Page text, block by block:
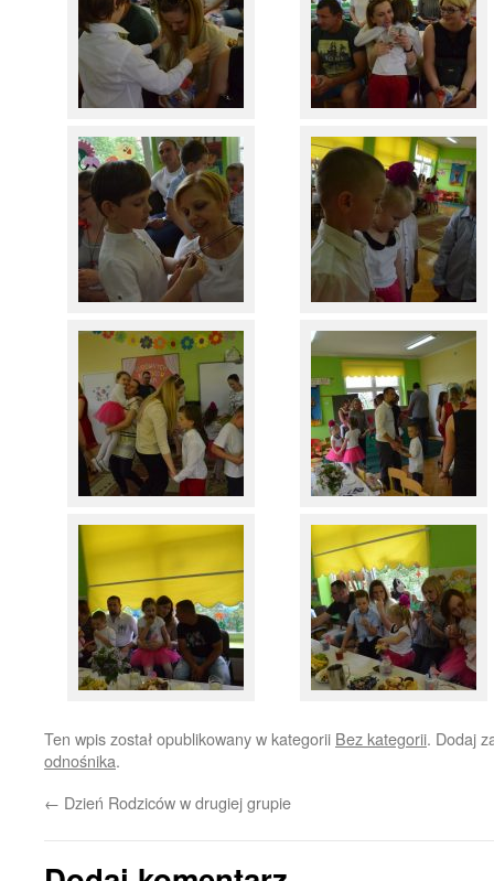
Ten wpis został opublikowany w kategorii Bez kategorii. Dodaj
odnośnika.
← Dzień Rodziców w drugiej grupie